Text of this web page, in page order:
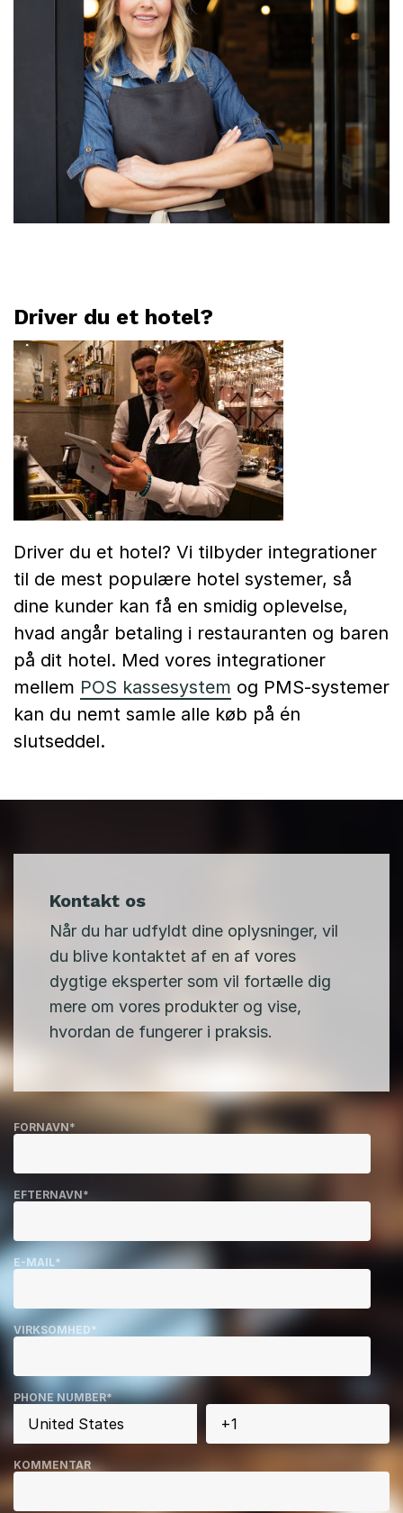
Driver du et hotel?
Driver du et hotel? Vi tilbyder integrationer
til de mest populære hotel systemer, så
dine kunder kan få en smidig oplevelse,
hvad angår betaling i restauranten og baren
på dit hotel. Med vores integrationer
mellem POS kassesystem og PMS-systemer
kan du nemt samle alle køb på én
slutseddel.
Kontakt os
Når du har udfyldt dine oplysninger, vil
du blive kontaktet af en af vores
dygtige eksperter som vil fortælle dig
mere om vores produkter og vise,
hvordan de fungerer i praksis.
FORNAVN*
EFTERNAVN*
E-MAIL*
VIRKSOMHED*
PHONE NUMBER*
KOMMENTAR